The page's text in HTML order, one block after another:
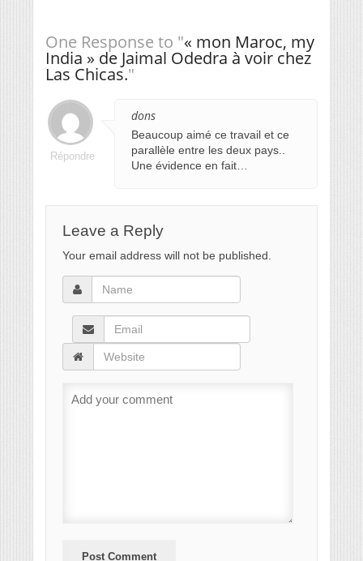
One Response to "« mon Maroc, my
India » de Jaimal Odedra à voir chez
Las Chicas."
dons
Beaucoup aimé ce travail et ce
parallèle entre les deux pays..
Une évidence en fait…
Répondre
Leave a Reply
Your email address will not be published.